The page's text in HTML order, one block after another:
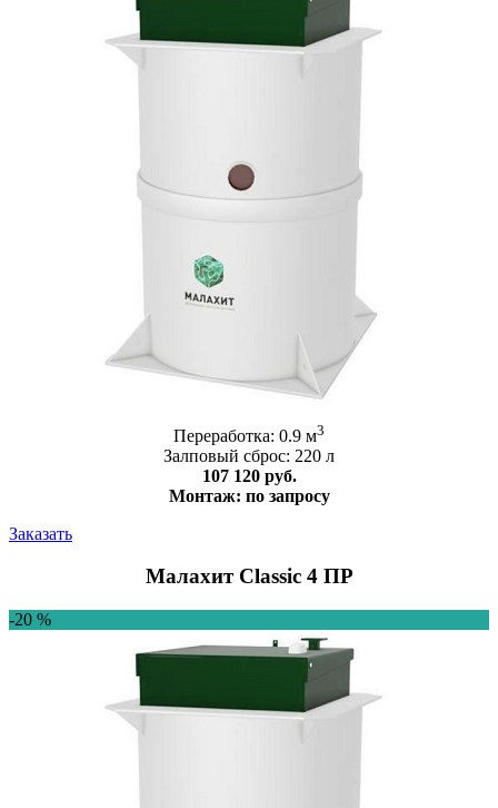
Переработка: 0.9 м3
Залповый сброс: 220 л
107 120 руб.
Монтаж: по запросу
Заказать
Малахит Classic 4 ПР
-20 %